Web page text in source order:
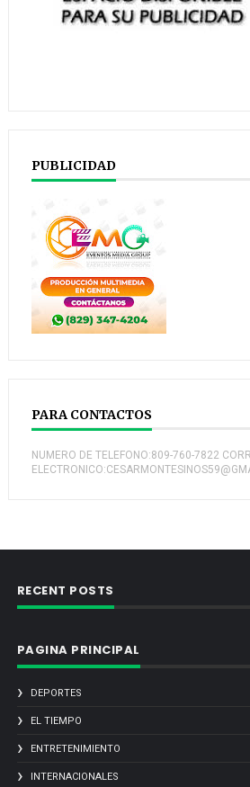
PUBLICIDAD
PARA CONTACTOS
NUMERO DE TELEFONO:809-760-7822
RECENT POSTS
PAGINA PRINCIPAL
DEPORTES
EL TIEMPO
ENTRETENIMIENTO
INTERNACIONALES